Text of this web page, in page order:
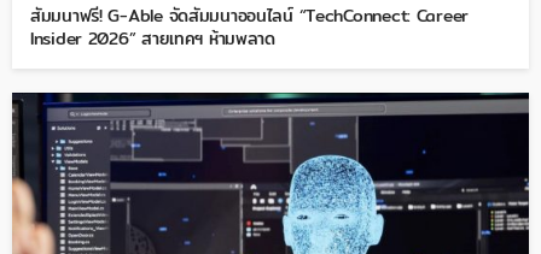
สัมมนาฟรี! G-Able จัดสัมมนาออนไลน์ “TechConnect: Career
Insider 2026” สายเทคฯ ห้ามพลาด